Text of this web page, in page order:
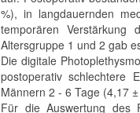
%), in langdauernden
temporären Verstärkung
Altersgruppe 1 und 2 gab
Die digitale
postoperativ schlechtere
Männern 2 - 6 Tage (4,17
Für die Auswertung des